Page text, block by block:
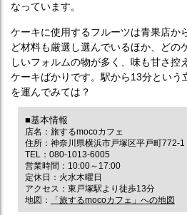
なっています。
ケーキに使用するフルーツは青果店か
ど材料も厳選し選んでいるほか、どの
しいフォルムの物が多く、味も甘さ控
ケーキばかりです。駅から13分という
を運んでみては？
■基本情報
店名：旅するmocoカフェ
住所：神奈川県横浜市戸塚区平戸町772-1
TEL：080-1013-6005
営業時間：10:00～17:00
定休日：火水木曜日
アクセス：東戸塚駅より徒歩13分
地図：
「旅するmocoカフェ」への地図